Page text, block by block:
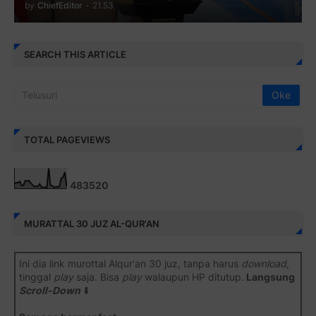
by ChiefEditor - 21.53
SEARCH THIS ARTICLE
TOTAL PAGEVIEWS
483520
MURATTAL 30 JUZ AL-QUR'AN
Ini dia link murottal Alqur'an 30 juz, tanpa harus download,
tinggal playsaja. Bisa playwalaupun HP ditutup. Langsung
Scroll-Down ⬇️